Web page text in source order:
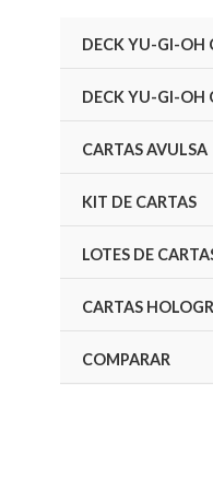
DECK YU-GI-OH
DECK YU-GI-OH
CARTAS AVULSA
KIT DE CARTAS
LOTES DE
CARTAS
COMPARAR